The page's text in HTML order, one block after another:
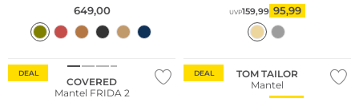
649,00 UVP159,99 95,99
DEAL
COVERED
Mantel FRIDA 2
DEAL
TOM TAILOR
Mantel